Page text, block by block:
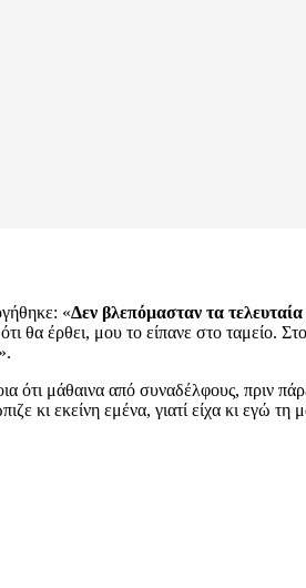
«Δεν βλεπόμασταν τα τελευταία
θα έρθει, μου το είπανε στο ταμείο.
ότι μάθαινα από συναδέλφους, πριν
κι εκείνη εμένα, γιατί είχα κι εγώ